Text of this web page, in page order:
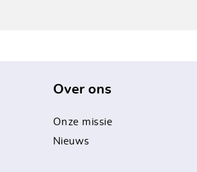
Over ons
Onze missie
Nieuws